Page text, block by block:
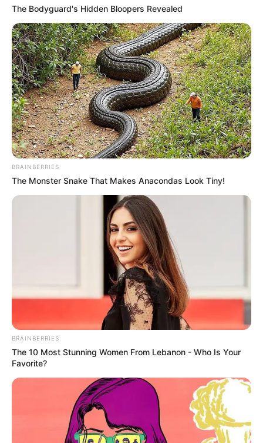
The Bodyguard's Hidden Bloopers Revealed
BRAINBERRIES
The Monster Snake That Makes Anacondas Look Tiny!
BRAINBERRIES
The 10 Most Stunning Women From Lebanon - Who Is Your
Favorite?